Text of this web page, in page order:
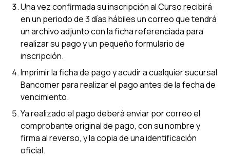
Una vez confirmada su inscripción al Curso recibirá
en un periodo de 3 días hábiles un correo que tendrá
un archivo adjunto con la ficha referenciada para
realizar su pago y un pequeño formulario de
inscripción.
Imprimir la ficha de pago y acudir a cualquier sucursal
Bancomer para realizar el pago antes de la fecha de
vencimiento.
Ya realizado el pago deberá enviar por correo el
comprobante original de pago, con su nombre y
firma al reverso, y la copia de una identificación
oficial.